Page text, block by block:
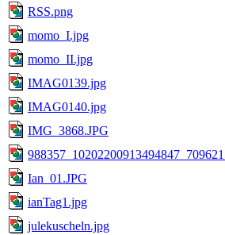
RSS.png
momo_I.jpg
momo_II.jpg
IMAG0139.jpg
IMAG0140.jpg
IMG_3868.JPG
Ian_01.JPG
ianTag1.jpg
julekuscheln.jpg